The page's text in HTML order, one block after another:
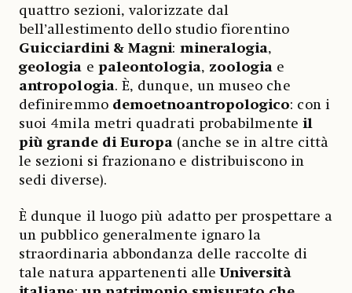
quattro sezioni, valorizzate dal
bell’allestimento dello studio fiorentino
Guicciardini & Magni: mineralogia,
geologia e paleontologia, zoologia e
antropologia. È, dunque, un museo che
definiremmo demoetnoantropologico: con i
suoi 4mila metri quadrati probabilmente il
più grande di Europa (anche se in altre città
le sezioni si frazionano e distribuiscono in
sedi diverse).
È dunque il luogo più adatto per prospettare a
un pubblico generalmente ignaro la
straordinaria abbondanza delle raccolte di
tale natura appartenenti alleUniversità